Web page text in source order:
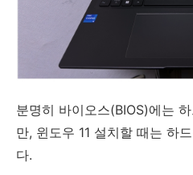
분명히 바이오스(BIOS)에는
만, 윈도우 11 설치할 때는 하
다.